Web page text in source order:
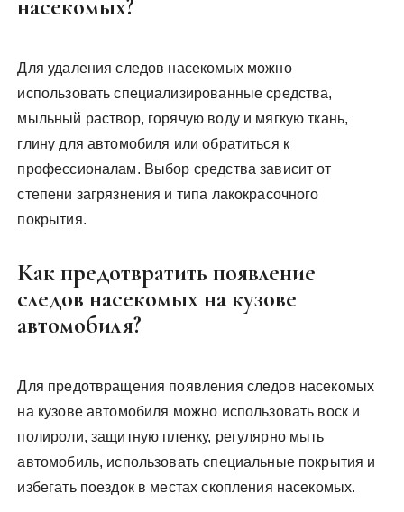
насекомых?
Для удаления следов насекомых можно
использовать специализированные средства,
мыльный раствор, горячую воду и мягкую ткань,
глину для автомобиля или обратиться к
профессионалам. Выбор средства зависит от
степени загрязнения и типа лакокрасочного
покрытия.
Как предотвратить появление
следов насекомых на кузове
автомобиля?
Для предотвращения появления следов насекомых
на кузове автомобиля можно использовать воск и
полироли, защитную пленку, регулярно мыть
автомобиль, использовать специальные покрытия и
избегать поездок в местах скопления насекомых.